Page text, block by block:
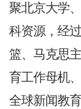
聚北京大学
科资源，经
篮、马克思
育工作母机
全球新闻教